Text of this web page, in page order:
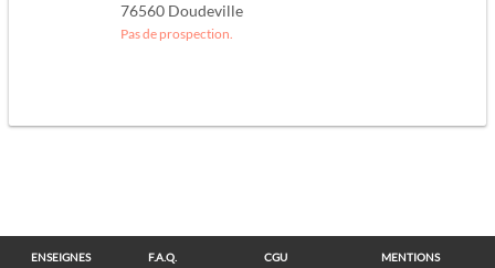
76560 Doudeville
Pas de prospection.
ENSEIGNES F.A.Q. CGU
MENTIONS